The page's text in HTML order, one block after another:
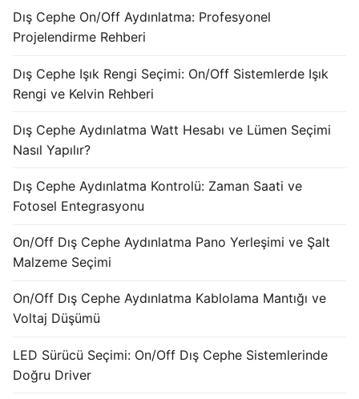
SSS
English
Arabic
Dış Cephe On/Off Aydınlatma: Profesyonel
Projelendirme Rehberi
Dış Cephe Işık Rengi Seçimi: On/Off Sistemlerde Işık
Rengi ve Kelvin Rehberi
Dış Cephe Aydınlatma Watt Hesabı ve Lümen Seçimi
Nasıl Yapılır?
Dış Cephe Aydınlatma Kontrolü: Zaman Saati ve
Fotosel Entegrasyonu
On/Off Dış Cephe Aydınlatma Pano Yerleşimi ve Şalt
Malzeme Seçimi
On/Off Dış Cephe Aydınlatma Kablolama Mantığı ve
Voltaj Düşümü
LED Sürücü Seçimi: On/Off Dış Cephe Sistemlerinde
Doğru Driver